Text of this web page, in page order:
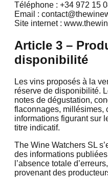
Téléphone : +34 972 15
Email :
Site internet :
Article 3 –
disponibilité
Les vins proposés à la
réserve de disponibilité.
notes de dégustation,
flaconnages, millésimes,
informations figurant sur
titre indicatif.
The Wine Watchers SL
des informations
l’absence totale
provenant des